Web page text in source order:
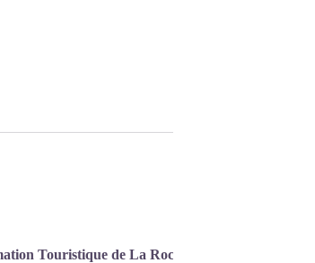
Touristique de La Roche d'Oëtre